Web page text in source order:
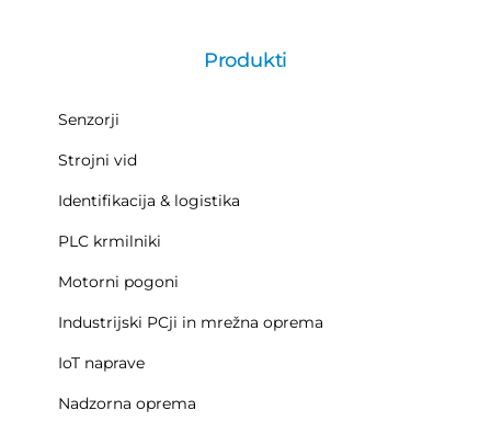
Produkti
Senzorji
Strojni vid
Identifikacija & logistika
PLC krmilniki
Motorni pogoni
Industrijski PCji in mrežna oprema
IoT naprave
Nadzorna oprema